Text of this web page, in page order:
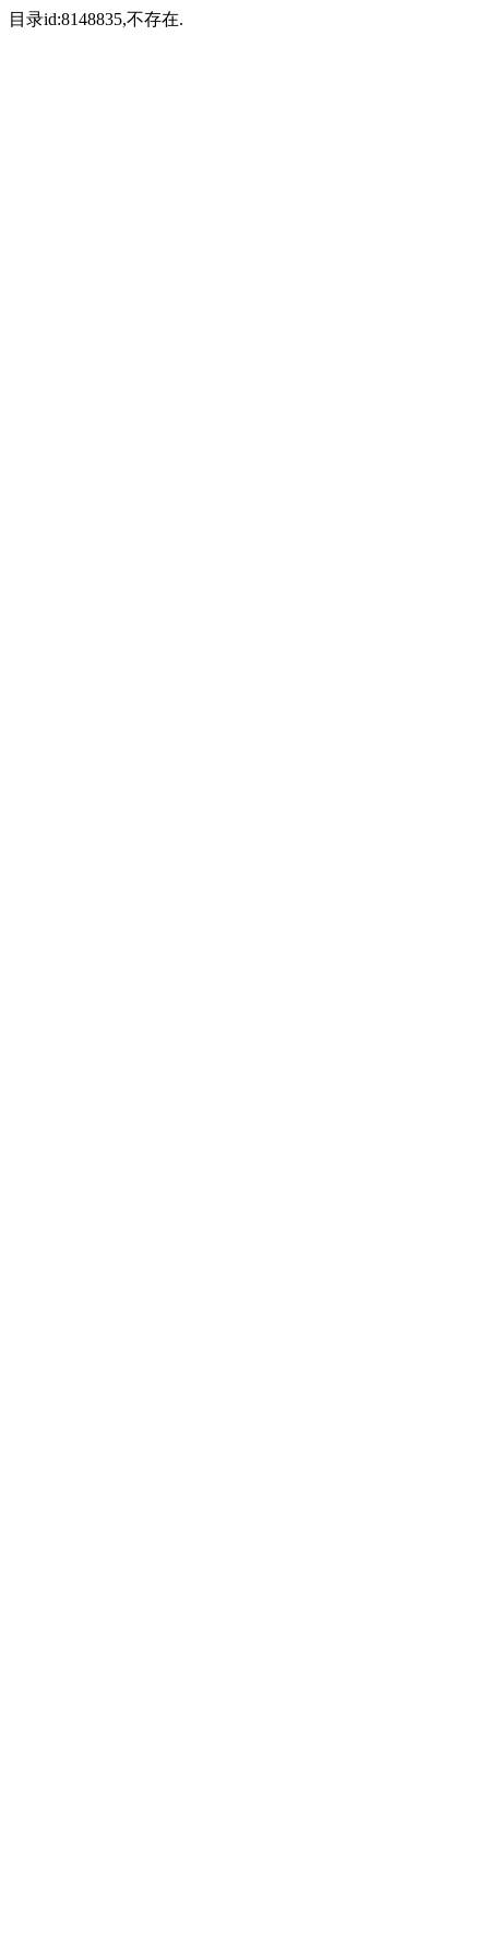
目录id:8148835,不存在.